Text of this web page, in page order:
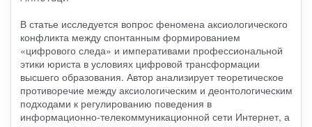
В статье исследуется вопрос феномена аксиологического
конфликта между спонтанным формированием
«цифрового следа» и императивами профессиональной
этики юриста в условиях цифровой трансформации
высшего образования. Автор анализирует теоретическое
противоречие между аксиологическим и деонтологическим
подходами к регулированию поведения в
информационно-телекоммуникационной сети Интернет, а